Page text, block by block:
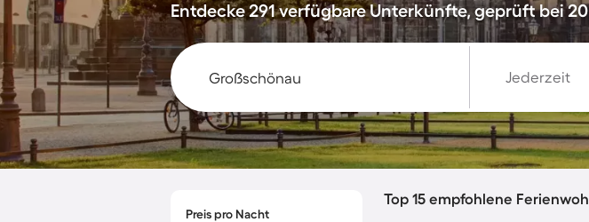
Entdecke 291 verfügbare Unterkünfte, geprüft bei
Jederzeit
Preis pro Nacht
Top 15 empfohlene